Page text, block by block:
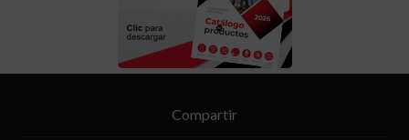
Compartir